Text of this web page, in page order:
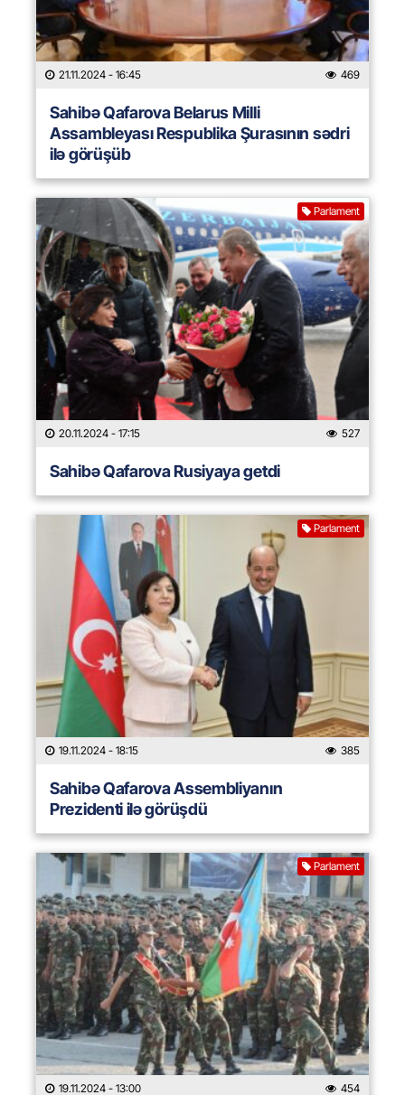
21.11.2024 - 16:45 469
Sahibə Qafarova Belarus Milli
Assambleyası Respublika Şurasının sədri
ilə görüşüb
Parlament
20.11.2024 - 17:15 527
Sahibə Qafarova Rusiyaya getdi
Parlament
19.11.2024 - 18:15 385
Sahibə Qafarova Assembliyanın
Prezidenti ilə görüşdü
Parlament
19.11.2024 - 13:00 454